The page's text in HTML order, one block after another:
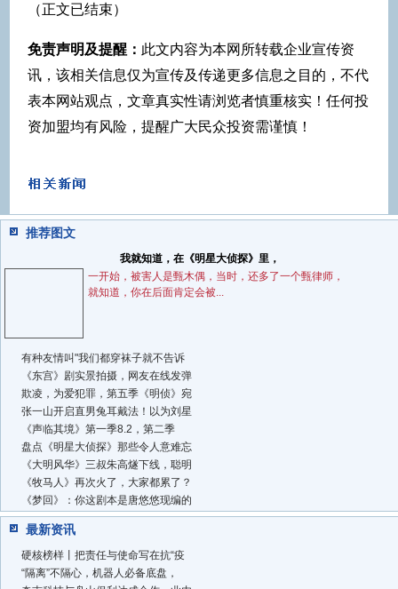
（正文已结束）
免责声明及提醒： 此文内容为本网所转载企业宣传资
讯，该相关信息仅为宣传及传递更多信息之目的，不代
表本网站观点，文章真实性请浏览者慎重核实！任何投
资加盟均有风险，提醒广大民众投资需谨慎！
推荐图文
我就知道，在《明星大侦探》里，
一开始，被害人是甄木偶，当时，还多了一个甄律师，
就知道，你在后面肯定会被...
有种友情叫"我们都穿袜子就不告诉
《东宫》剧实景拍摄，网友在线发弹
欺凌，为爱犯罪，第五季《明侦》宛
张一山开启直男兔耳戴法！以为刘星
《声临其境》第一季8.2，第二季
盘点《明星大侦探》那些令人意难忘
《大明风华》三叔朱高燧下线，聪明
《牧马人》再次火了，大家都累了？
《梦回》：你这剧本是唐悠悠现编的
最新资讯
硬核榜样丨把责任与使命写在抗“疫
“隔离”不隔心，机器人必备底盘，